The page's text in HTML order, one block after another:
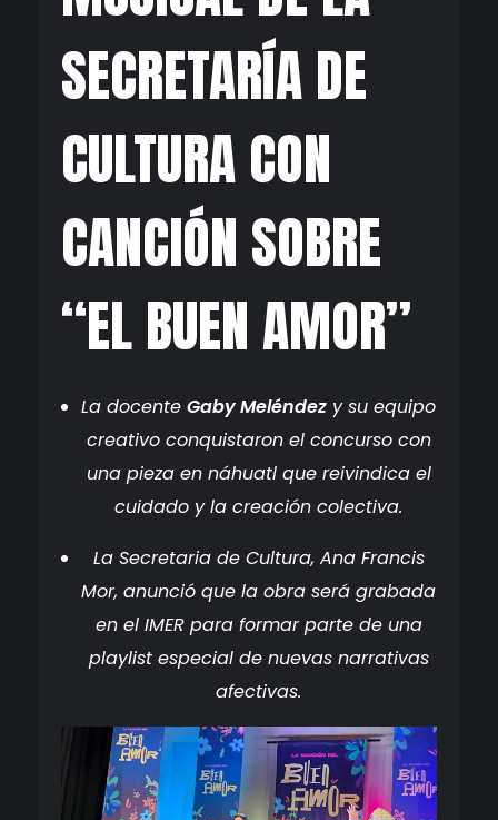
SECRETARÍA DE
CULTURA CON
CANCIÓN SOBRE
“EL BUEN AMOR”
La docenteGaby Meléndez y su equipo
creativo conquistaron el concurso con
una pieza en náhuatl que reivindica el
cuidado y la creación colectiva.
La Secretaria de Cultura, Ana Francis
Mor, anunció que la obra será grabada
en el IMER para formar parte de una
playlist especial de nuevas narrativas
afectivas.